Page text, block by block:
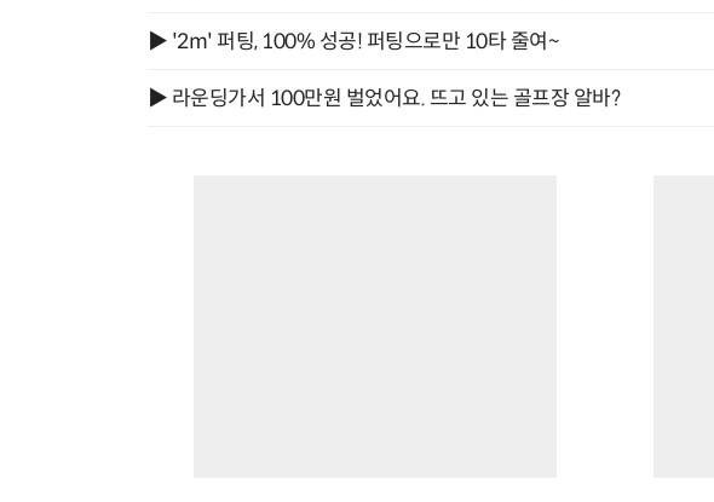
▶ '2m' 퍼팅, 100% 성공! 퍼팅으로만 10타 줄여~
▶ 라운딩가서 100만원 벌었어요. 뜨고 있는 골프장 알바?